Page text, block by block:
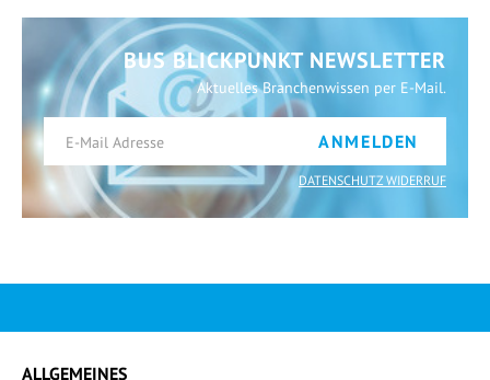
BUS BLICKPUNKT NEWSLETTER
Aktuelles Branchenwissen per E-Mail.
ANMELDEN
DATENSCHUTZ WIDERRUF
ALLGEMEINES